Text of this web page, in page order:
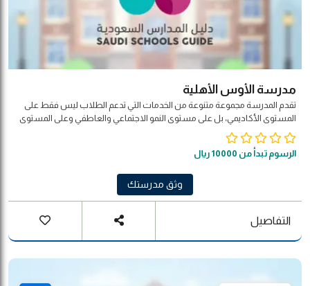
مدرسة الأوس الأهلية
تقدم المدرسة مجموعة متنوعة من الخدمات التي تدعم الطلاب ليس فقط على
المستوى الأكاديمي، بل على مستوى النمو الاجتماعي والعاطفي وعلى المستوى
الصحي أيضًا. وتتيح مدارس الفرسان لجميع الطلاب إمكانية طلب المساعدة في
حل مشكلاتهم الشخصية أو الاجتماعية عن طريق الاتصال بأحد مستشاري
المدرسة ومناقشة أفضل الاستراتيجيات التي تساعدهم في حل المشكلات
الرسوم تبدأ من 10000 ريال
وثق مدرستك
التفاصيل